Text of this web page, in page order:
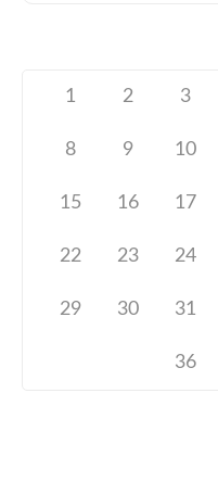
1 2 3
8 9 10
15 16 17
22 23 24
29 30 31
36